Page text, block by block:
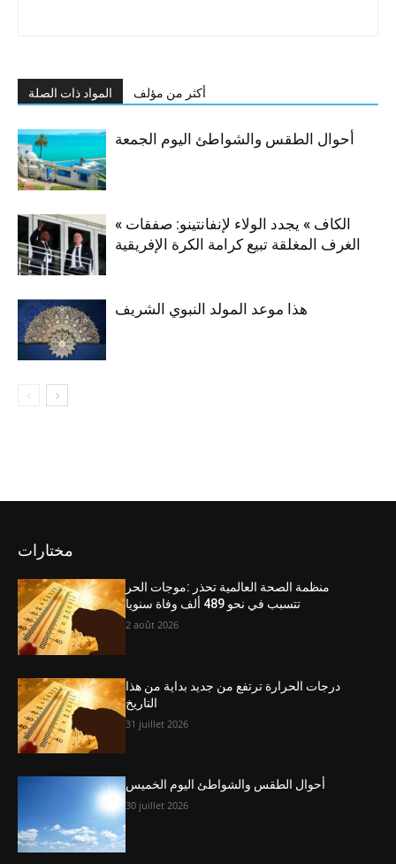
المواد ذات الصلة أكثر من مؤلف
أحوال الطقس والشواطئ اليوم الجمعة
« الكاف » يجدد الولاء لإنفانتينو: صفقات
الغرف المغلقة تبيع كرامة الكرة الإفريقية
هذا موعد المولد النبوي الشريف
مختارات
منظمة الصحة العالمية تحذر :موجات الحر
تتسبب في نحو 489 ألف وفاة سنويا
2 août 2026
درجات الحرارة ترتفع من جديد بداية من هذا
التاريخ
31 juillet 2026
أحوال الطقس والشواطئ اليوم الخميس
30 juillet 2026